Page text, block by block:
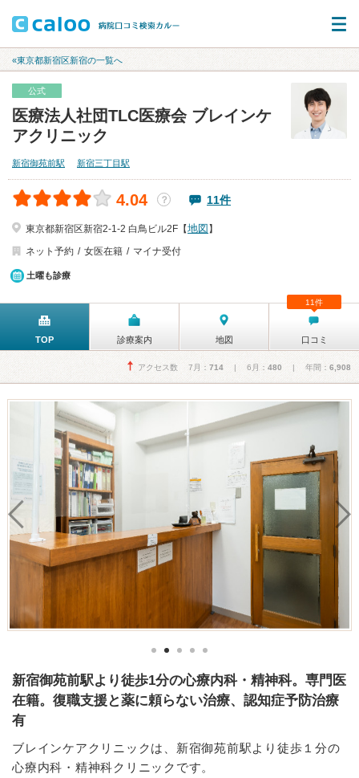
«東京都新宿区新宿の一覧へ
公式
医療法人社団TLC医療会 ブレインケ
アクリニック
新宿御苑前駅 新宿三丁目駅
4.04 ？ 11件
東京都新宿区新宿2-1-2 白鳥ビル2F【地図 】
ネット予約
女医在籍 マイナ受付
土曜も診療
TOP 診療案内 地図 口コミ
11件
アクセス数 7月： 714 | 6月： 480 | 年間： 6,908
新宿御苑前駅より徒歩1分の心療内科・精神科。専門医
在籍。復職支援と薬に頼らない治療、認知症予防治療
有
ブレインケアクリニックは、新宿御苑前駅より徒歩１分の
心療内科・精神科クリニックです。